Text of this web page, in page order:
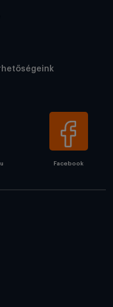
Facebook